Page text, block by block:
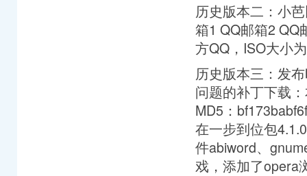
历史版本二：小
箱1 QQ邮箱2 QQ
方QQ，ISO大小
历史版本三：发
问题的补丁下载
MD5：
在一步到位包
件abiword、
戏，添加了opera